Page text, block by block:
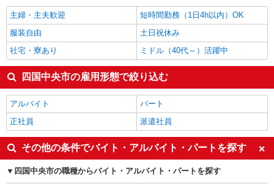
四国中央市の他の職種の平均時給を見る
主婦・主夫歓迎
短時間勤務（1日4h以内）OK
服装自由
土日祝休み
社宅・寮あり
ミドル（40代～）活躍中
四国中央市の雇用形態で絞り込む
アルバイト
パート
正社員
派遣社員
その他の条件でバイト・アルバイト・パートを探す
四国中央市の職種からバイト・アルバイト・パートを探す